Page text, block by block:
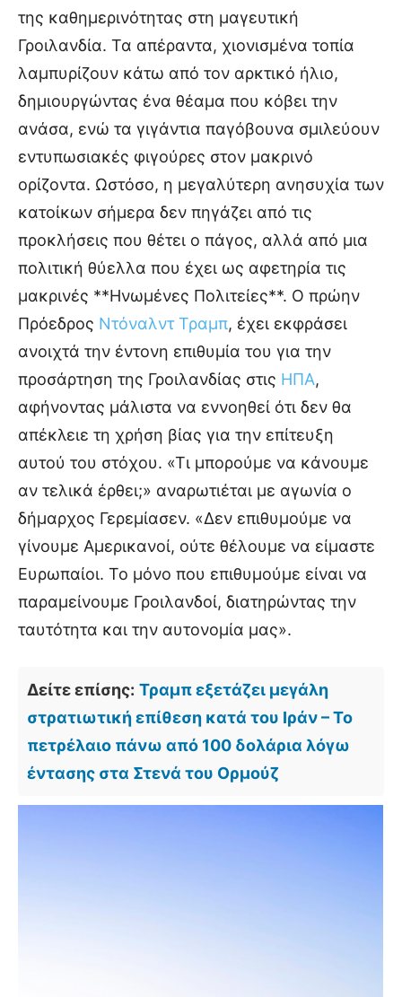
της καθημερινότητας στη μαγευτική
Γροιλανδία. Τα απέραντα, χιονισμένα τοπία
λαμπυρίζουν κάτω από τον αρκτικό ήλιο,
δημιουργώντας ένα θέαμα που κόβει την
ανάσα, ενώ τα γιγάντια παγόβουνα σμιλεύουν
εντυπωσιακές φιγούρες στον μακρινό
ορίζοντα. Ωστόσο, η μεγαλύτερη ανησυχία των
κατοίκων σήμερα δεν πηγάζει από τις
προκλήσεις που θέτει ο πάγος, αλλά από μια
πολιτική θύελλα που έχει ως αφετηρία τις
μακρινές **Ηνωμένες Πολιτείες**. Ο πρώην
Πρόεδρος Ντόναλντ Τραμπ, έχει εκφράσει
ανοιχτά την έντονη επιθυμία του για την
προσάρτηση της Γροιλανδίας στις ΗΠΑ,
αφήνοντας μάλιστα να εννοηθεί ότι δεν θα
απέκλειε τη χρήση βίας για την επίτευξη
αυτού του στόχου. «Τι μπορούμε να κάνουμε
αν τελικά έρθει;» αναρωτιέται με αγωνία ο
δήμαρχος Γερεμίασεν. «Δεν επιθυμούμε να
γίνουμε Αμερικανοί, ούτε θέλουμε να είμαστε
Ευρωπαίοι. Το μόνο που επιθυμούμε είναι να
παραμείνουμε Γροιλανδοί, διατηρώντας την
ταυτότητα και την αυτονομία μας».
Δείτε επίσης: Τραμπ εξετάζει μεγάλη
στρατιωτική επίθεση κατά του Ιράν – Το
πετρέλαιο πάνω από 100 δολάρια λόγω
έντασης στα Στενά του Ορμούζ